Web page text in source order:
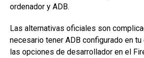
ordenador y ADB.
Las alternativas oficiales son
necesario tener ADB configurado en tu
las opciones de desarrollador en el